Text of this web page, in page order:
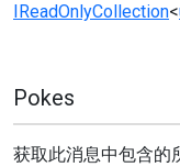
IReadOnlyCollection<
Pokes
获取此消息中包含的